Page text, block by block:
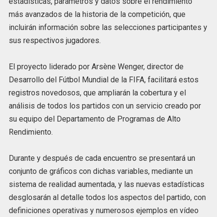
más avanzados de la historia de la competición, que
incluirán información sobre las selecciones participantes y
sus respectivos jugadores.
El proyecto liderado por Arsène Wenger, director de
Desarrollo del Fútbol Mundial de la FIFA, facilitará estos
registros novedosos, que ampliarán la cobertura y el
análisis de todos los partidos con un servicio creado por
su equipo del Departamento de Programas de Alto
Rendimiento.
Durante y después de cada encuentro se presentará un
conjunto de gráficos con dichas variables, mediante un
sistema de realidad aumentada, y las nuevas estadísticas
desglosarán al detalle todos los aspectos del partido, con
definiciones operativas y numerosos ejemplos en vídeo